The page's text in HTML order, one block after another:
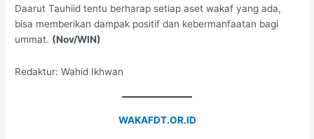
Daarut Tauhiid tentu berharap setiap aset wakaf yang ada,
bisa memberikan dampak positif dan kebermanfaatan bagi
ummat. (Nov/WIN)
Redaktur: Wahid Ikhwan
WAKAFDT.OR.ID